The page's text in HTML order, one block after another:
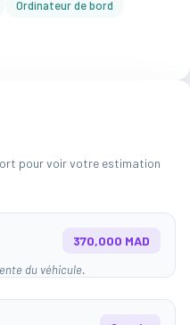
Ordinateur de bord
pour voir votre estimation
370,000 MAD
du véhicule.